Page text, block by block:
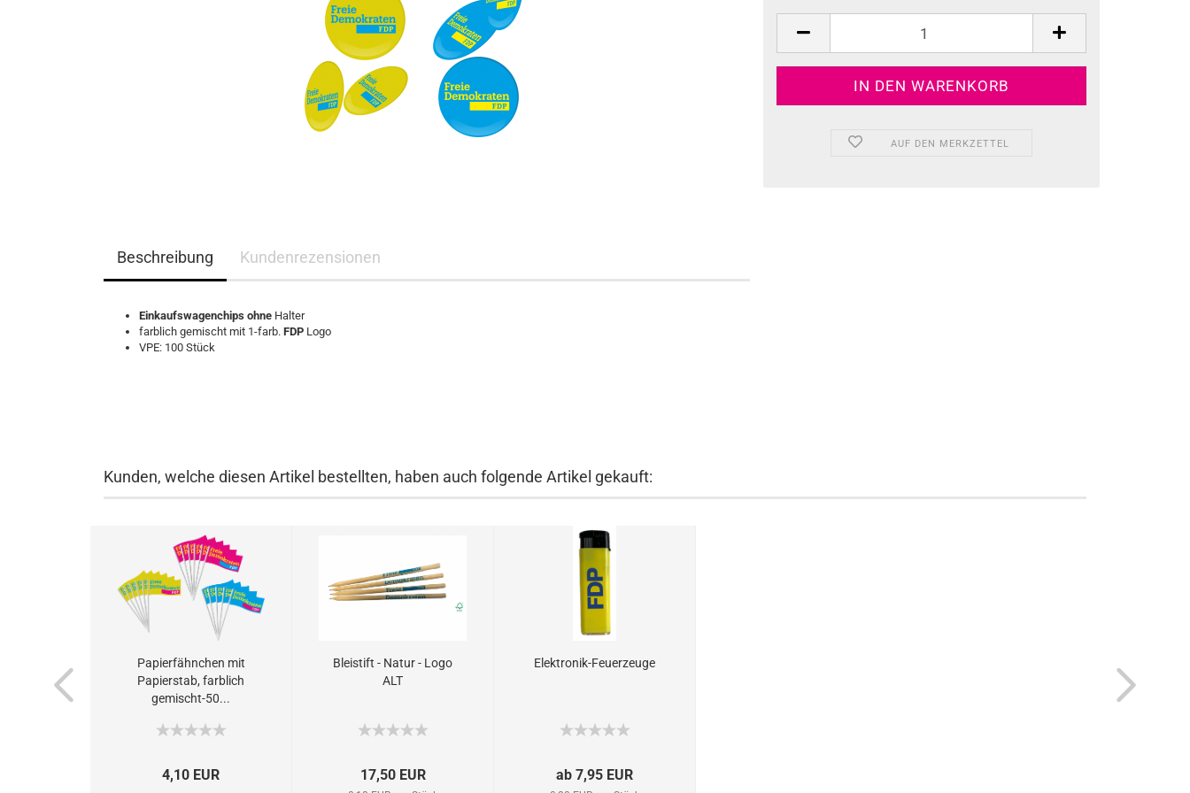
AUF DEN MERKZETTEL
Beschreibung Kundenrezensionen
Einkaufswagenchips ohne Halter
farblich gemischt mit 1-farb. FDP Logo
VPE: 100 Stück
Kunden, welche diesen Artikel bestellten, haben auch folgende Artikel gekauft:
Papierfähnchen mit
Papierstab, farblich
gemischt-50...
4,10 EUR
Bleistift - Natur - Logo
ALT
17,50 EUR
Elektronik-Feuerzeuge
ab 7,95 EUR